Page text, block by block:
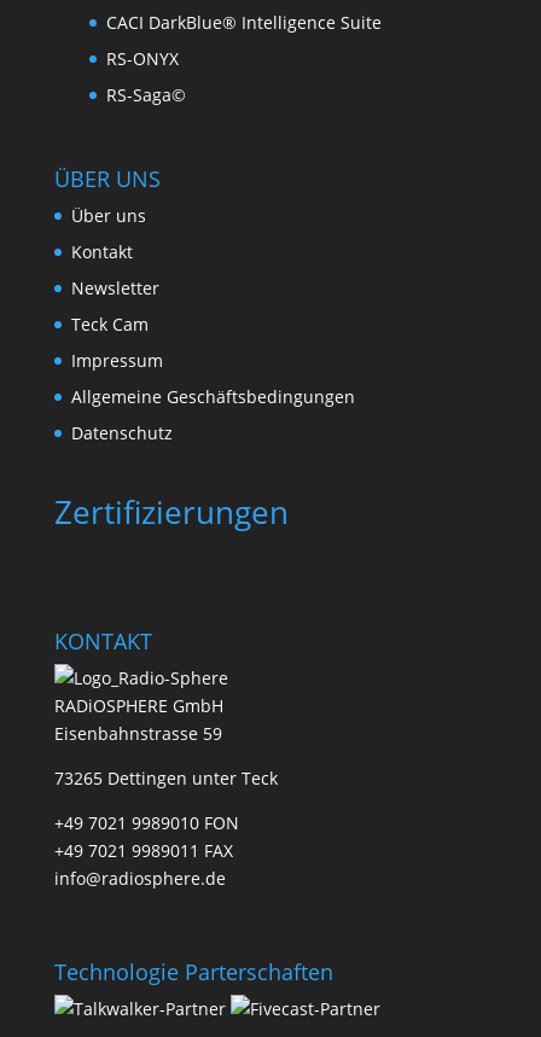
CACI DarkBlue® Intelligence Suite
RS-ONYX
RS-Saga©
ÜBER UNS
Über uns
Kontakt
Newsletter
Teck Cam
Impressum
Allgemeine Geschäftsbedingungen
Datenschutz
Zertifizierungen
KONTAKT
RADiOSPHERE GmbH
Eisenbahnstrasse 59
73265 Dettingen unter Teck
+49 7021 9989010 FON
+49 7021 9989011 FAX
info@radiosphere.de
Technologie Parterschaften